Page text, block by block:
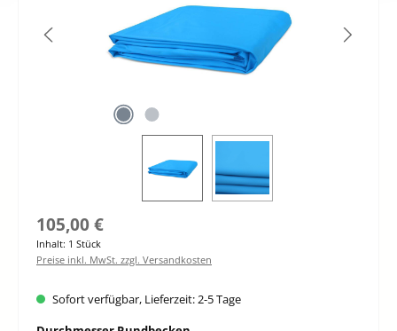
Regulärer Preis:
105,00 €
Inhalt: 1 Stück
Preise inkl. MwSt. zzgl. Versandkosten
Sofort verfügbar, Lieferzeit: 2-5 Tage